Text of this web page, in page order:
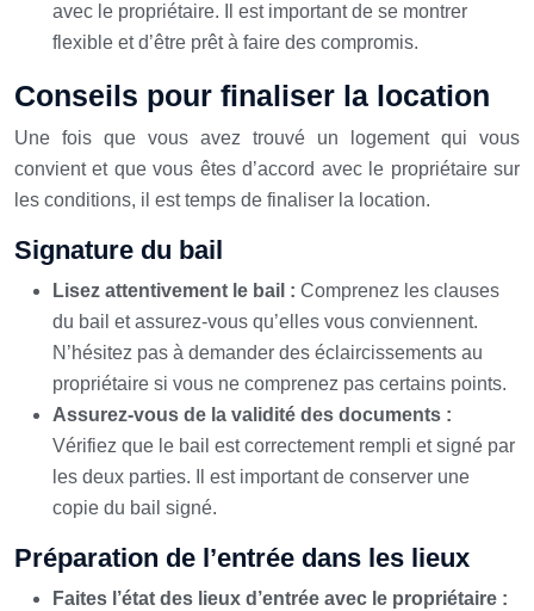
avec le propriétaire. Il est important de se montrer
flexible et d’être prêt à faire des compromis.
Conseils pour finaliser la location
Une fois que vous avez trouvé un logement qui vous
convient et que vous êtes d’accord avec le propriétaire sur
les conditions, il est temps de finaliser la location.
Signature du bail
Lisez attentivement le bail : Comprenez les clauses
du bail et assurez-vous qu’elles vous conviennent.
N’hésitez pas à demander des éclaircissements au
propriétaire si vous ne comprenez pas certains points.
Assurez-vous de la validité des documents :
Vérifiez que le bail est correctement rempli et signé par
les deux parties. Il est important de conserver une
copie du bail signé.
Préparation de l’entrée dans les lieux
Faites l’état des lieux d’entrée avec le propriétaire :